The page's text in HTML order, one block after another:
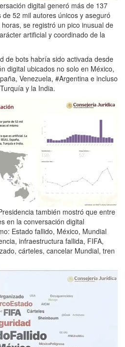
digital generó más de 137
52 mil autores únicos y aseguró
se registró un pico inusual de
artificial y coordinado de la
de bots habría sido activada desde
digital ubicados no solo en México,
Venezuela, #Argentina e incluso
y la India.
también mostró que entre
en la conversación digital
Estado fallido, México, Mundial
infraestructura fallida, FIFA,
cárteles, cancelar Mundial, tren